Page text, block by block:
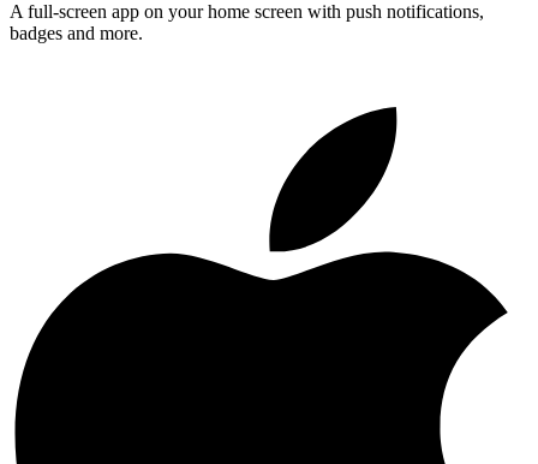
A full-screen app on your home screen with push notifications,
badges and more.